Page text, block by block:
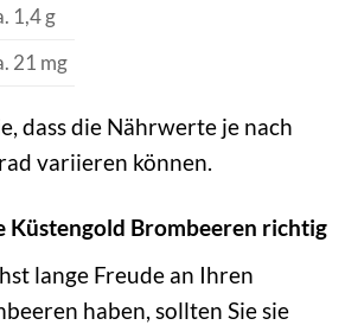
1,4 g
21 mg
dass die Nährwerte je nach
variieren können.
Küstengold Brombeeren richtig
lange Freude an Ihren
haben, sollten Sie sie